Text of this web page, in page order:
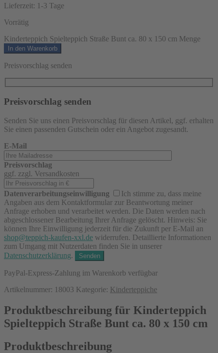
Lieferzeit: 1-3 Tage
Vorrätig
Kinderteppich Spielteppich Straße Bunt ca. 80 x 150 cm Menge
In den Warenkorb
Preisvorschlag senden
Preisvorschlag senden
Senden Sie uns einen Preisvorschlag für diesen Artikel, ggf. erhalten
Sie einen passenden Gutschein oder ein Angebot zugesandt.
E-Mail
Preisvorschlag
ggf. zzgl. Versandkosten
Datenverarbeitungseinwilligung
Ich stimme zu, dass meine
Angaben aus dem Kontaktformular zur Beantwortung meiner
Anfrage erhoben und verarbeitet werden. Die Daten werden nach
abgeschlossener Bearbeitung Ihrer Anfrage gelöscht. Hinweis: Sie
können Ihre Einwilligung jederzeit für die Zukunft per E-Mail an
shop@teppich-kaufen-xxl.de widerrufen. Detaillierte Informationen
zum Umgang mit Nutzerdaten finden Sie in unserer
Datenschutzerklärung.
PayPal-Express-Zahlung im Warenkorb verfügbar
Artikelnummer: 18003 Kategorie: Kinderteppiche
Produktbeschreibung für Kinderteppich
Spielteppich Straße Bunt ca. 80 x 150 cm
Produktbeschreibung